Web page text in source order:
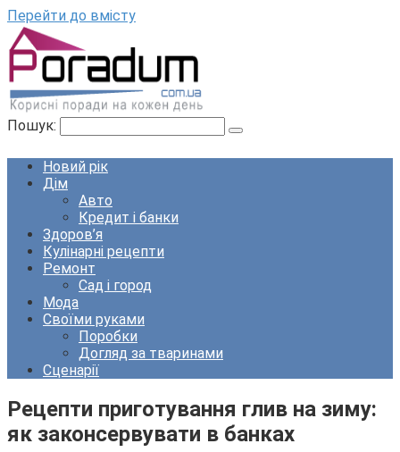
Перейти до вмісту
Пошук:
Новий рік
Дім
Авто
Кредит і банки
Здоров’я
Кулінарні рецепти
Ремонт
Сад і город
Мода
Своїми руками
Поробки
Догляд за тваринами
Сценарії
Рецепти приготування глив на зиму:
як законсервувати в банках